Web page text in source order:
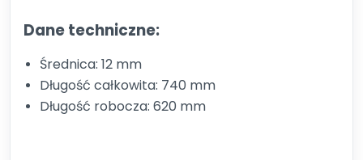
Dane techniczne:
Średnica: 12 mm
Długość całkowita: 740 mm
Długość robocza: 620 mm